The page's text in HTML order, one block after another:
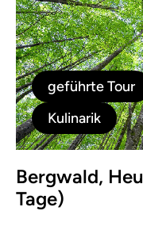
geführte Tour
Kulinarik
Bergwald,
Tage)